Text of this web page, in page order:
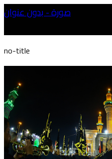
صورة - بدون عنوان
no-title